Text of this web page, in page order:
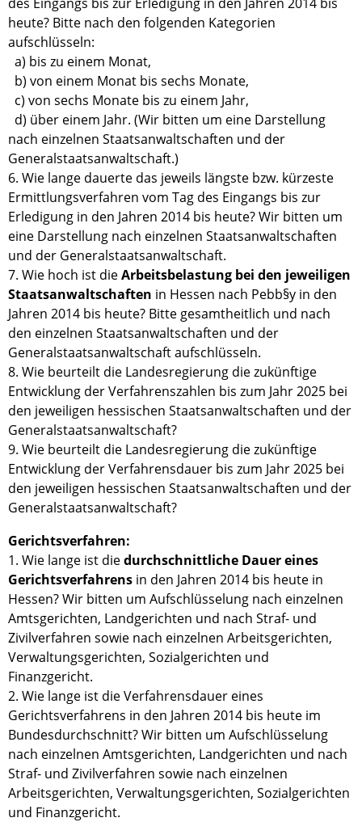
heute? Bitte nach den folgenden Kategorien
aufschlüsseln:
a) bis zu einem Monat,
b) von einem Monat bis sechs Monate,
c) von sechs Monate bis zu einem Jahr,
d) über einem Jahr. (Wir bitten um eine Darstellung
nach einzelnen Staatsanwaltschaften und der
Generalstaatsanwaltschaft.)
6. Wie lange dauerte das jeweils längste bzw. kürzeste
Ermittlungsverfahren vom Tag des Eingangs bis zur
Erledigung in den Jahren 2014 bis heute? Wir bitten um
eine Darstellung nach einzelnen Staatsanwaltschaften
und der Generalstaatsanwaltschaft.
7. Wie hoch ist dieArbeitsbelastung bei den jeweiligen
Staatsanwaltschaften in Hessen nach Pebb§y in den
Jahren 2014 bis heute? Bitte gesamtheitlich und nach
den einzelnen Staatsanwaltschaften und der
Generalstaatsanwaltschaft aufschlüsseln.
8. Wie beurteilt die Landesregierung die zukünftige
Entwicklung der Verfahrenszahlen bis zum Jahr 2025 bei
den jeweiligen hessischen Staatsanwaltschaften und der
Generalstaatsanwaltschaft?
9. Wie beurteilt die Landesregierung die zukünftige
Entwicklung der Verfahrensdauer bis zum Jahr 2025 bei
den jeweiligen hessischen Staatsanwaltschaften und der
Generalstaatsanwaltschaft?
Gerichtsverfahren:
1. Wie lange ist diedurchschnittliche Dauer eines
Gerichtsverfahrens in den Jahren 2014 bis heute in
Hessen? Wir bitten um Aufschlüsselung nach einzelnen
Amtsgerichten, Landgerichten und nach Straf- und
Zivilverfahren sowie nach einzelnen Arbeitsgerichten,
Verwaltungsgerichten, Sozialgerichten und
Finanzgericht.
2. Wie lange ist die Verfahrensdauer eines
Gerichtsverfahrens in den Jahren 2014 bis heute im
Bundesdurchschnitt? Wir bitten um Aufschlüsselung
nach einzelnen Amtsgerichten, Landgerichten und nach
Straf- und Zivilverfahren sowie nach einzelnen
Arbeitsgerichten, Verwaltungsgerichten, Sozialgerichten
und Finanzgericht.